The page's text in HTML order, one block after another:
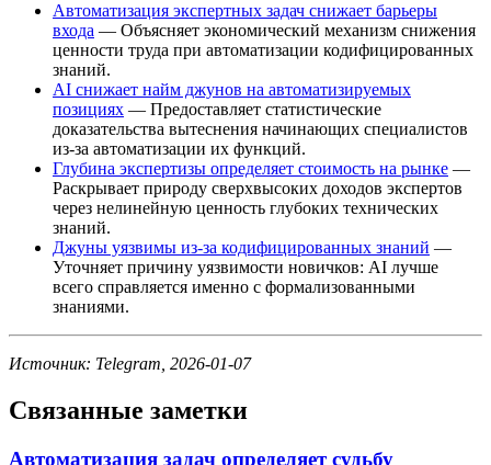
Автоматизация экспертных задач снижает барьеры
входа — Объясняет экономический механизм снижения
ценности труда при автоматизации кодифицированных
знаний.
AI снижает найм джунов на автоматизируемых
позициях — Предоставляет статистические
доказательства вытеснения начинающих специалистов
из-за автоматизации их функций.
Глубина экспертизы определяет стоимость на рынке —
Раскрывает природу сверхвысоких доходов экспертов
через нелинейную ценность глубоких технических
знаний.
Джуны уязвимы из-за кодифицированных знаний —
Уточняет причину уязвимости новичков: AI лучше
всего справляется именно с формализованными
знаниями.
Источник: Telegram, 2026-01-07
Связанные заметки
Автоматизация задач определяет судьбу